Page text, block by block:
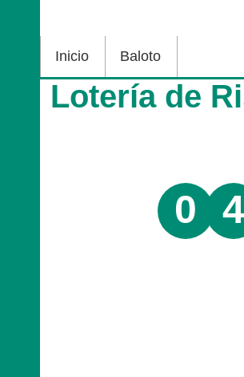
Inicio Baloto
Lotería de
0 4